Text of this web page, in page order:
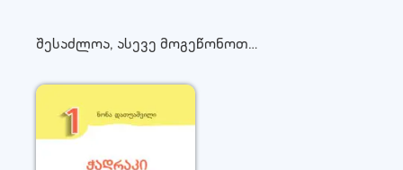
შესაძლოა, ასევე მოგეწონოთ…